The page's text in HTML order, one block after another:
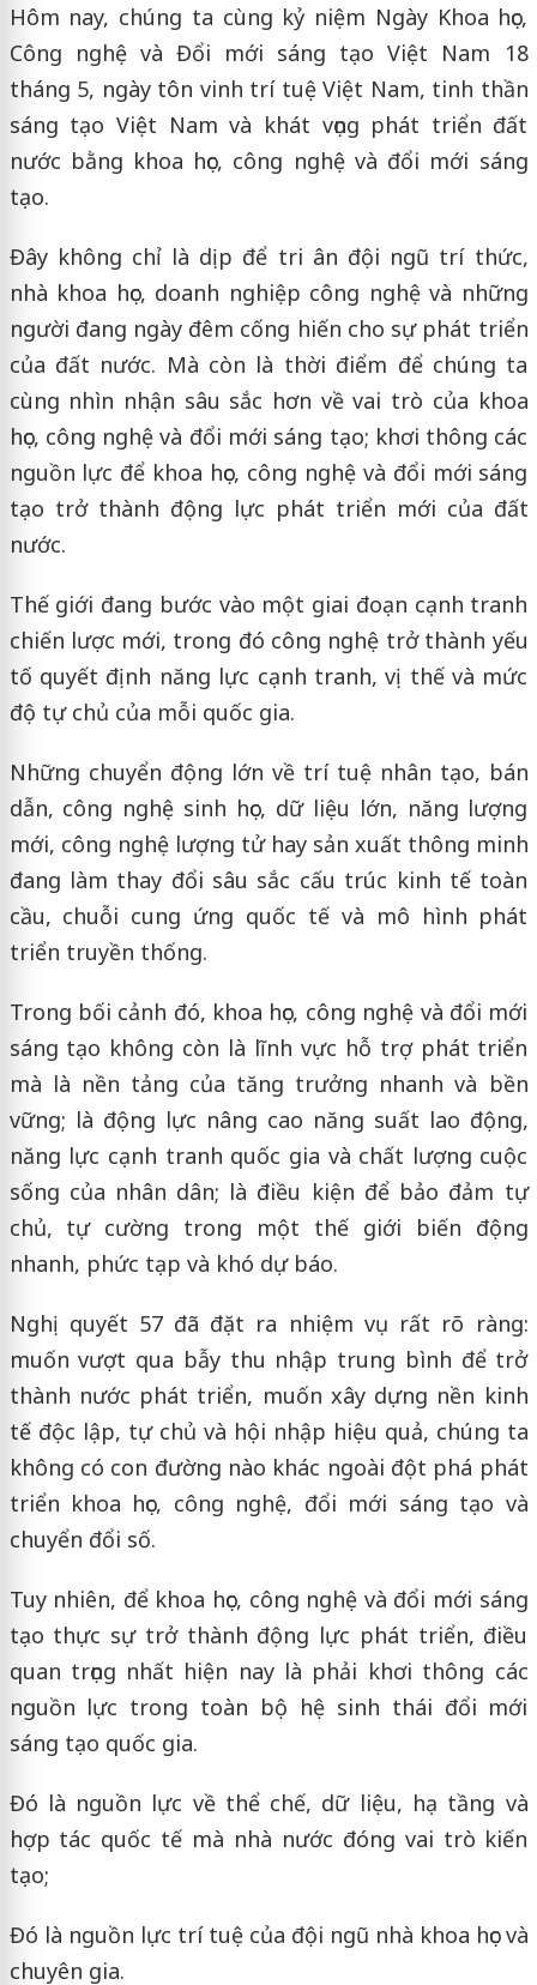
Hôm nay, chúng ta cùng kỷ niệm Ngày Khoa học,
Công nghệ và Đổi mới sáng tạo Việt Nam 18
tháng 5, ngày tôn vinh trí tuệ Việt Nam, tinh thần
sáng tạo Việt Nam và khát vọng phát triển đất
nước bằng khoa học, công nghệ và đổi mới sáng
tạo.
Đây không chỉ là dịp để tri ân đội ngũ trí thức,
nhà khoa học, doanh nghiệp công nghệ và những
người đang ngày đêm cống hiến cho sự phát triển
của đất nước. Mà còn là thời điểm để chúng ta
cùng nhìn nhận sâu sắc hơn về vai trò của khoa
học, công nghệ và đổi mới sáng tạo; khơi thông các
nguồn lực để khoa học, công nghệ và đổi mới sáng
tạo trở thành động lực phát triển mới của đất
nước.
Thế giới đang bước vào một giai đoạn cạnh tranh
chiến lược mới, trong đó công nghệ trở thành yếu
tố quyết định năng lực cạnh tranh, vị thế và mức
độ tự chủ của mỗi quốc gia.
Những chuyển động lớn về trí tuệ nhân tạo, bán
dẫn, công nghệ sinh học, dữ liệu lớn, năng lượng
mới, công nghệ lượng tử hay sản xuất thông minh
đang làm thay đổi sâu sắc cấu trúc kinh tế toàn
cầu, chuỗi cung ứng quốc tế và mô hình phát
triển truyền thống.
Trong bối cảnh đó, khoa học, công nghệ và đổi mới
sáng tạo không còn là lĩnh vực hỗ trợ phát triển
mà là nền tảng của tăng trưởng nhanh và bền
vững; là động lực nâng cao năng suất lao động,
năng lực cạnh tranh quốc gia và chất lượng cuộc
sống của nhân dân; là điều kiện để bảo đảm tự
chủ, tự cường trong một thế giới biến động
nhanh, phức tạp và khó dự báo.
Nghị quyết 57 đã đặt ra nhiệm vụ rất rõ ràng:
muốn vượt qua bẫy thu nhập trung bình để trở
thành nước phát triển, muốn xây dựng nền kinh
tế độc lập, tự chủ và hội nhập hiệu quả, chúng ta
không có con đường nào khác ngoài đột phá phát
triển khoa học, công nghệ, đổi mới sáng tạo và
chuyển đổi số.
Tuy nhiên, để khoa học, công nghệ và đổi mới sáng
tạo thực sự trở thành động lực phát triển, điều
quan trọng nhất hiện nay là phải khơi thông các
nguồn lực trong toàn bộ hệ sinh thái đổi mới
sáng tạo quốc gia.
Đó là nguồn lực về thể chế, dữ liệu, hạ tầng và
hợp tác quốc tế mà nhà nước đóng vai trò kiến
tạo;
Đó là nguồn lực trí tuệ của đội ngũ nhà khoa học và
chuyên gia.